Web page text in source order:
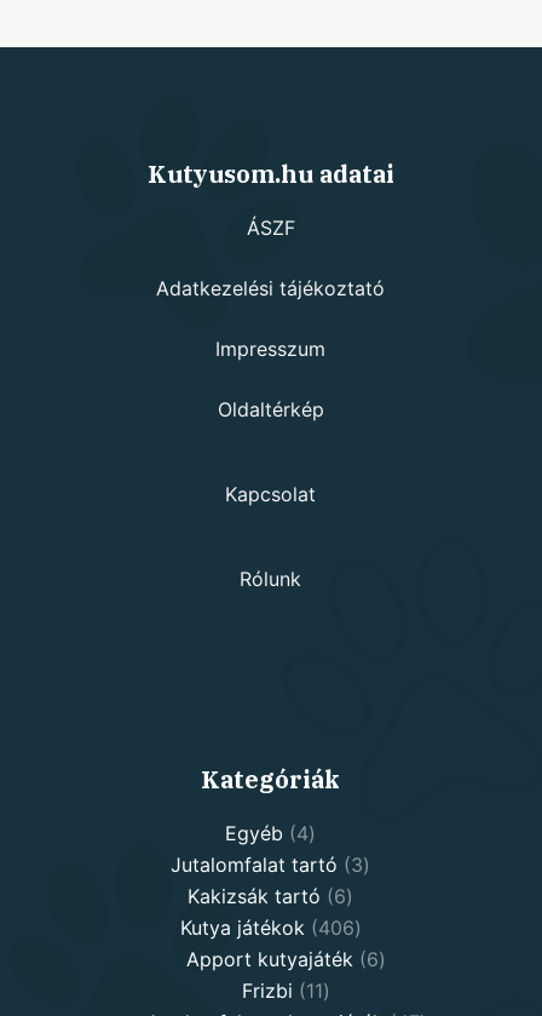
Kutyusom.hu adatai
ÁSZF
Adatkezelési tájékoztató
Impresszum
Oldaltérkép
Kapcsolat
Rólunk
Kategóriák
Egyéb 44
products
Jutalomfalat tartó 33
Kakizsák tartó 66
products
Kutya játékok 406406
products
Apport kutyajáték 66
Frizbi 1111